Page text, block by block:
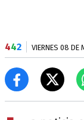
442 VIERNES 08 DE